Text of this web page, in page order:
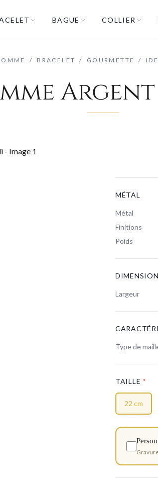
BAGUE COLLIER
/ BRACELET / GOURMETTE /
MÉTAL
Métal
Finitions
Poids
Largeur
Type de
TAILLE *
22 cm